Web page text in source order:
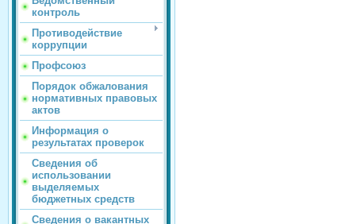
контроль
Противодействие
коррупции
Профсоюз
Порядок обжалования
нормативных правовых
актов
Информация о
результатах проверок
Сведения об
использовании
выделяемых
бюджетных средств
Сведения о вакантных